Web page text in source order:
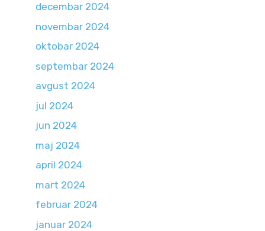
decembar 2024
novembar 2024
oktobar 2024
septembar 2024
avgust 2024
jul 2024
jun 2024
maj 2024
april 2024
mart 2024
februar 2024
januar 2024